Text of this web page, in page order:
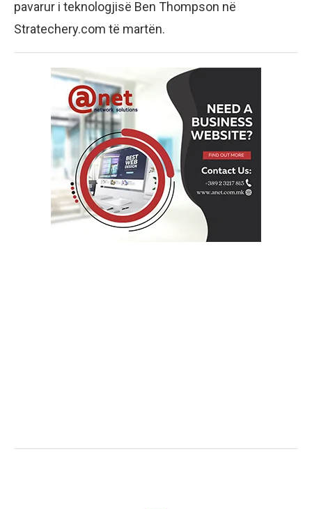
pavarur i teknologjisë Ben Thompson në
Stratechery.com të martën.